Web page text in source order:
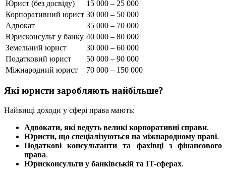
Юрист (без досвіду)
15 000 – 25 000
Корпоративний юрист 30 000 – 50 000
Адвокат
35 000 – 70 000
Юрисконсульт у банку 40 000 – 80 000
Земельний юрист
30 000 – 60 000
Податковий юрист
50 000 – 90 000
Міжнародний юрист
70 000 – 150 000
Які юристи заробляють найбільше?
Найвищі доходи у сфері права мають:
Адвокати, які ведуть великі корпоративні справи.
Юристи, що спеціалізуються на міжнародному праві.
Податкові консультанти та фахівці з фінансового
права.
Юрисконсульти у банківській та IT-сферах.